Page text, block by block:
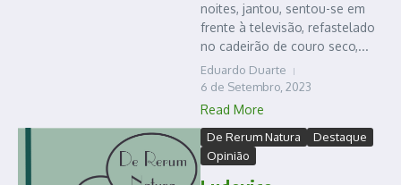
noites, jantou, sentou-se em
frente à televisão, refastelado
no cadeirão de couro seco,...
Eduardo Duarte
6 de Setembro, 2023
Read More
De Rerum Natura
Destaque
Opinião